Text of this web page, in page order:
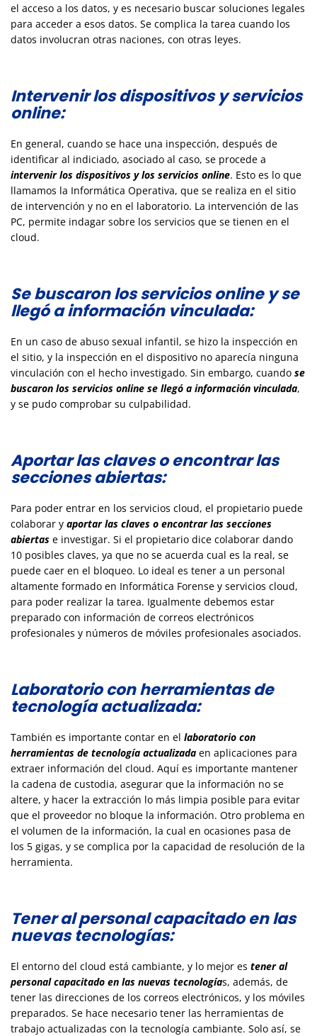
el acceso a los datos, y es necesario buscar soluciones legales
para acceder a esos datos. Se complica la tarea cuando los
datos involucran otras naciones, con otras leyes.
Intervenir los dispositivos y servicios
online:
En general, cuando se hace una inspección, después de
identificar al indiciado, asociado al caso, se procede a
intervenir los dispositivos y los servicios online. Esto es lo que
llamamos la Informática Operativa, que se realiza en el sitio
de intervención y no en el laboratorio. La intervención de las
PC, permite indagar sobre los servicios que se tienen en el
cloud.
Se buscaron los servicios online y se
llegó a información vinculada:
En un caso de abuso sexual infantil, se hizo la inspección en
el sitio, y la inspección en el dispositivo no aparecía ninguna
vinculación con el hecho investigado. Sin embargo, cuando se
buscaron los servicios online se llegó a información vinculada,
y se pudo comprobar su culpabilidad.
Aportar las claves o encontrar las
secciones abiertas:
Para poder entrar en los servicios cloud, el propietario puede
colaborar y aportar las claves o encontrar las secciones
abiertas e investigar. Si el propietario dice colaborar dando
10 posibles claves, ya que no se acuerda cual es la real, se
puede caer en el bloqueo. Lo ideal es tener a un personal
altamente formado en Informática Forense y servicios cloud,
para poder realizar la tarea. Igualmente debemos estar
preparado con información de correos electrónicos
profesionales y números de móviles profesionales asociados.
Laboratorio con herramientas de
tecnología actualizada:
También es importante contar en el laboratorio con
herramientas de tecnología actualizada en aplicaciones para
extraer información del cloud. Aquí es importante mantener
la cadena de custodia, asegurar que la información no se
altere, y hacer la extracción lo más limpia posible para evitar
que el proveedor no bloque la información. Otro problema en
el volumen de la información, la cual en ocasiones pasa de
los 5 gigas, y se complica por la capacidad de resolución de la
herramienta.
Tener al personal capacitado en las
nuevas tecnologías:
El entorno del cloud está cambiante, y lo mejor es tener al
personal capacitado en las nuevas tecnologías, además, de
tener las direcciones de los correos electrónicos, y los móviles
preparados. Se hace necesario tener las herramientas de
trabajo actualizadas con la tecnología cambiante. Solo así, se